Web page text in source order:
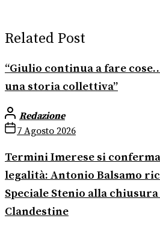
Related Post
“Giulio continua a fare
una storia collettiva”
Redazione
7 Agosto 2026
Termini Imerese si
legalità: Antonio Balsamo
Speciale Stenio alla
Clandestine